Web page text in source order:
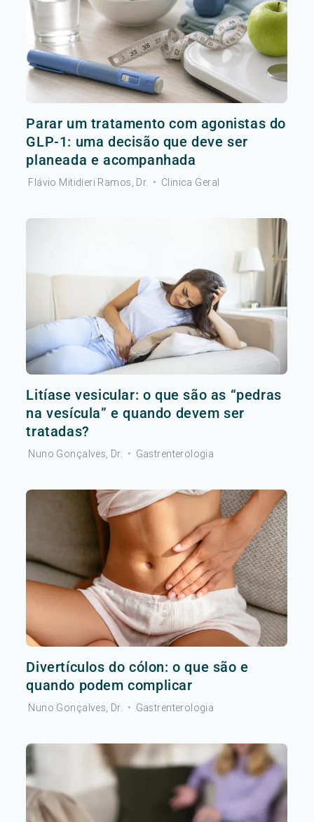
Parar um tratamento com agonistas do
GLP-1: uma decisão que deve ser
planeada e acompanhada
Flávio Mitidieri Ramos, Dr. • Clinica Geral
Litíase vesicular: o que são as “pedras
na vesícula” e quando devem ser
tratadas?
Nuno Gonçalves, Dr. • Gastrenterologia
Divertículos do cólon: o que são e
quando podem complicar
Nuno Gonçalves, Dr. • Gastrenterologia